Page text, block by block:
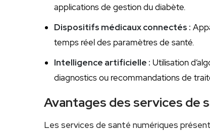
applications de⁣ gestion du diabète.
Dispositifs médicaux connectés :
temps réel des paramètres de ⁣santé.
Intelligence artificielle : Utilisation
diagnostics ou recommandations de
Avantages des services de
Les⁤ services de santé numériques